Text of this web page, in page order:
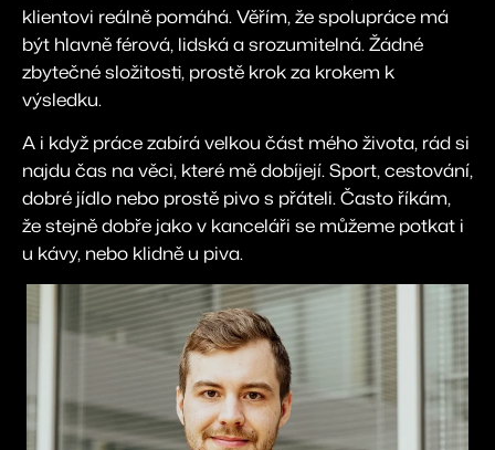
klientovi reálně pomáhá. Věřím, že spolupráce má
být hlavně férová, lidská a srozumitelná. Žádné
zbytečné složitosti, prostě krok za krokem k
výsledku.
A i když práce zabírá velkou část mého života, rád si
najdu čas na věci, které mě dobíjejí. Sport, cestování,
dobré jídlo nebo prostě pivo s přáteli. Často říkám,
že stejně dobře jako v kanceláři se můžeme potkat i
u kávy, nebo klidně u piva.